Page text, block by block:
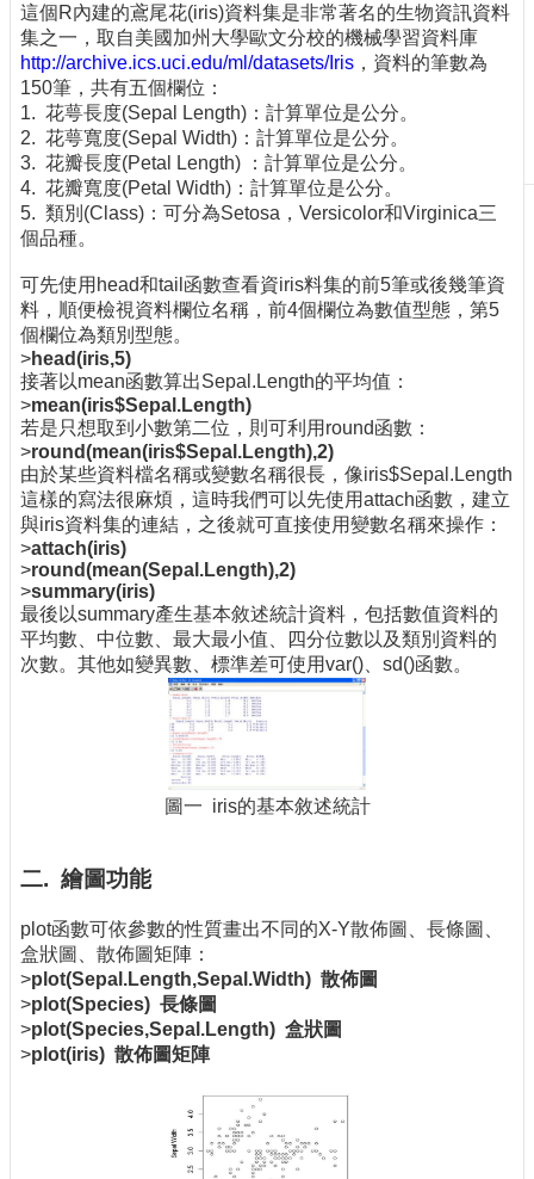
出
版
刊
物
校
務
服
務
題
報
導
技
術
論
壇
產
業
專
欄
這個R內建的鳶尾花(iris)資料集是非常著名的生物資訊資料
集之一，取自美國加州大學歐文分校的機械學習資料庫
http://archive.ics.uci.edu/ml/datasets/Iris ，資料的筆數為
150筆，共有五個欄位：
1. 花萼長度(Sepal Length)：計算單位是公分。
2. 花萼寬度(Sepal Width)：計算單位是公分。
3. 花瓣長度(Petal Length) ：計算單位是公分。
4. 花瓣寬度(Petal Width)：計算單位是公分。
5. 類別(Class)：可分為Setosa，Versicolor和Virginica三
個品種。
可先使用head和tail函數查看資iris料集的前5筆或後幾筆資
料，順便檢視資料欄位名稱，前4個欄位為數值型態，第5
個欄位為類別型態。
>head(iris,5)
接著以mean函數算出Sepal.Length的平均值：
>mean(iris$Sepal.Length)
若是只想取到小數第二位，則可利用round函數：
>round(mean(iris$Sepal.Length),2)
由於某些資料檔名稱或變數名稱很長，像iris$Sepal.Length
這樣的寫法很麻煩，這時我們可以先使用attach函數，建立
與iris資料集的連結，之後就可直接使用變數名稱來操作：
>attach(iris)
>round(mean(Sepal.Length),2)
>summary(iris)
最後以summary產生基本敘述統計資料，包括數值資料的
平均數、中位數、最大最小值、四分位數以及類別資料的
次數。其他如變異數、標準差可使用var()、sd()函數。
圖一 iris的基本敘述統計
二. 繪圖功能
plot函數可依參數的性質畫出不同的X-Y散佈圖、長條圖、
盒狀圖、散佈圖矩陣：
>plot(Sepal.Length,Sepal.Width) 散佈圖
>plot(Species) 長條圖
>plot(Species,Sepal.Length) 盒狀圖
>plot(iris) 散佈圖矩陣